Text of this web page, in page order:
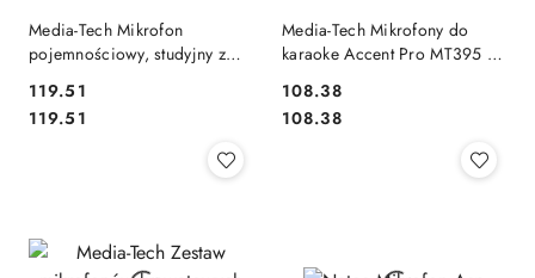
Media-Tech Mikrofon
pojemnościowy, studyjny z
STUDIO AND STREAMING
MICROPHONE MT397S
Cena:
119.51
Cena:
119.51
Media-Tech Mikrofony do
karaoke Accent Pro MT395 2
Cena:
108.38
Cena:
108.38